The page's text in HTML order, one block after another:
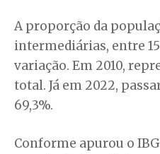
A proporção da
intermediárias, entre
variação. Em 2010,
total. Já em 2022,
69,3%.
Conforme apurou o